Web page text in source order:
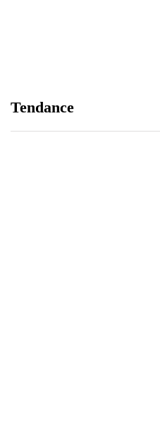
Tivaouane : le Centre
El Hadji Malick Sy
6 août 2026
Tendance